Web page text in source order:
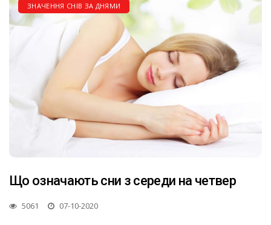
ЗНАЧЕННЯ СНІВ ЗА ДНЯМИ
Що означають сни з середи на четвер
5061 07-10-2020